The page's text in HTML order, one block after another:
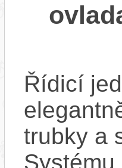
Řídicí
trubky a